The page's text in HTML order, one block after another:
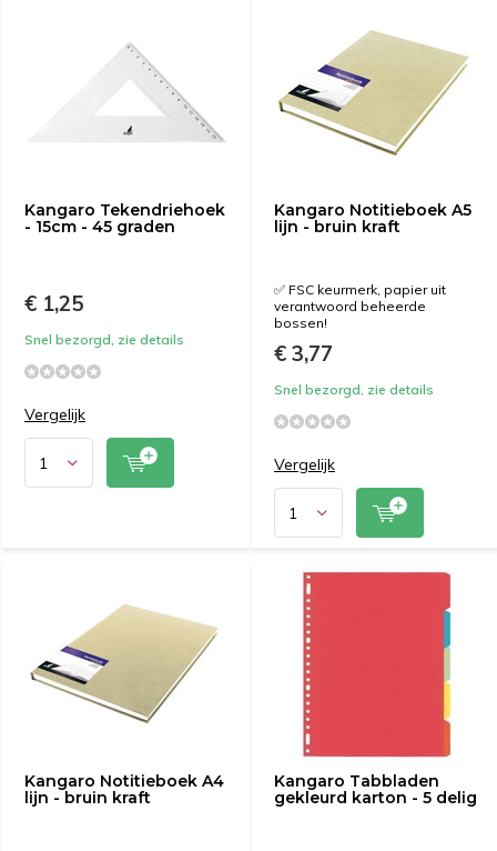
Kangaro Tekendriehoek
- 15cm - 45 graden
€ 1,25
Snel bezorgd, zie details
Vergelijk
Kangaro Notitieboek A5
lijn - bruin kraft
✅ FSC keurmerk, papier uit
verantwoord beheerde
bossen!
€ 3,77
Snel bezorgd, zie details
Vergelijk
Kangaro Notitieboek A4
lijn - bruin kraft
Kangaro Tabbladen
gekleurd karton - 5 delig